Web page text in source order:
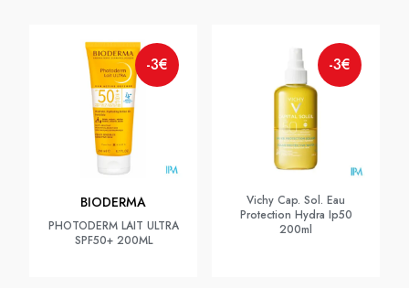
-3€
BIODERMA
PHOTODERM LAIT ULTRA
SPF50+ 200ML
-3€
Vichy Cap. Sol. Eau
Protection Hydra Ip50
200ml